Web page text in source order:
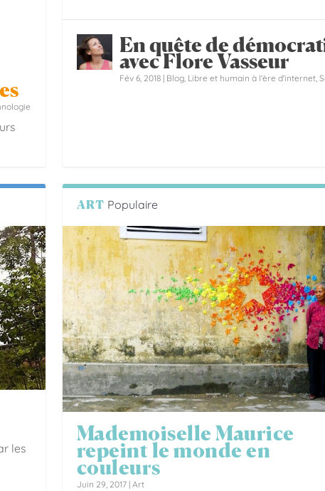
En quête de
avec Flore Vasseur
Fév 6, 2018| Blog, Libre et humain à l'ère d'internet,
les
ART Populaire
Mademoiselle Maurice
repeint le monde en
couleurs
Juin 29, 2017| Art